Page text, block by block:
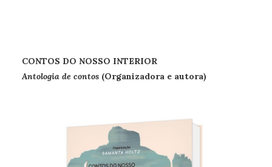
CONTOS DO NOSSO INTERIOR
Antologia de contos (Organizadora e autora)